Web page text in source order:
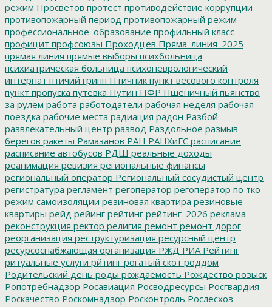
режим Просветов протест противодействие коррупции
противопожарный период противопожарный режим
профессиональное_образование профильный класс
профицит профсоюзы Проходцев Пряма_линия_2025
прямая линия прямые выборы психбольница
психиатрическая больница психоневрологический
интернат птичий грипп Птичник пункт весового контроля
пункт пропуска путевка Путин ПФР Пшеничный пьянство
за рулем работа работодатели рабочая неделя рабочая
поездка рабочие места радиация радон Разбой
развлекательный центр развод Раздольное размыв
берегов ракеты Рамазанов РАН РАНХиГС расписание
расписание автобусов РДШ реальные доходы
реанимация ревизия региональные финансы
региональный оператор Региональный сосудистый центр
регистратура регламент регоператор регоператор по тко
режим самоизоляции резиновая квартира резиновые
квартиры рейд рейинг рейтинг рейтинг_2026 реклама
реконструкция ректор религия ремонт ремонт дорог
реорганизация реструктуризация ресурсный центр
ресурсоснабжающая организация РЖД РИА Рейтинг
ритуальные услуги рйтинг рогатый скот роддом
Родительский день роды рождаемость Рождество розыск
Ропотребнадзор Росавиация Росводресурсы Росгвардия
Роскачество Роскомнадзор Росконтроль Рослесхоз